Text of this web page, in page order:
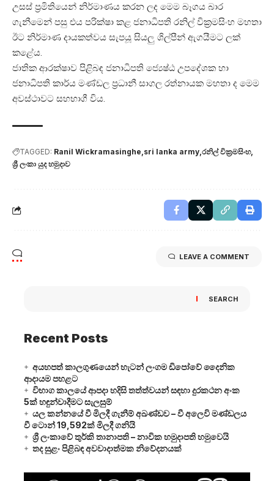
උසස් ප්‍රමිතියෙන් නිර්මාණය කරන ලද මෙම බෑගය බාර
ගැනීමෙන් පසු එය පරික්ෂා කළ ජනාධිපති රනිල් වික්‍රමසිංහ මහතා
ඊට නිර්මාණ දායකත්වය සැපයූ සියලු ශිල්පීන් ඇගයීමට ලක්
කළේය.
ජාතික ආරක්ෂාව පිළිබඳ ජනාධිපති ජ්‍යෙෂ්ඨ උපදේශක හා
ජනාධිපති කාර්ය මණ්ඩල ප්‍රධානී සාගල රත්නායක මහතා ද මෙම
අවස්ථාවට සහභාගී විය.
TAGGED: Ranil Wickramasinghe sri lanka army රනිල් වික්‍රමසිංහ
ශ්‍රී ලංකා යුද හමුදාව
LEAVE A COMMENT
SEARCH
Recent Posts
අයහපත් කාලගුණයෙන් හැටන් ලංගම ඩිපෝවේ දෛනික
ආදායම පහළට
විභාග කාලයේ ආපදා හදිසි තත්ත්වයන් සඳහා දුරකථන අංක
5ක් හඳුන්වාදීමට සැලසුම්
යල කන්නයේ වී මිලදී ගැනීම් අඛණ්ඩව – වී අලෙවි මණ්ඩලය
වී ටොන් 19,592ක් මිලදී ගනියි
ශ්‍රී ලංකාවේ තුර්කි තානාපති – නාවික හමුදාපති හමුවෙයි
තද සුළං පිළිබඳ අවවාදාත්මක නිවේදනයක්